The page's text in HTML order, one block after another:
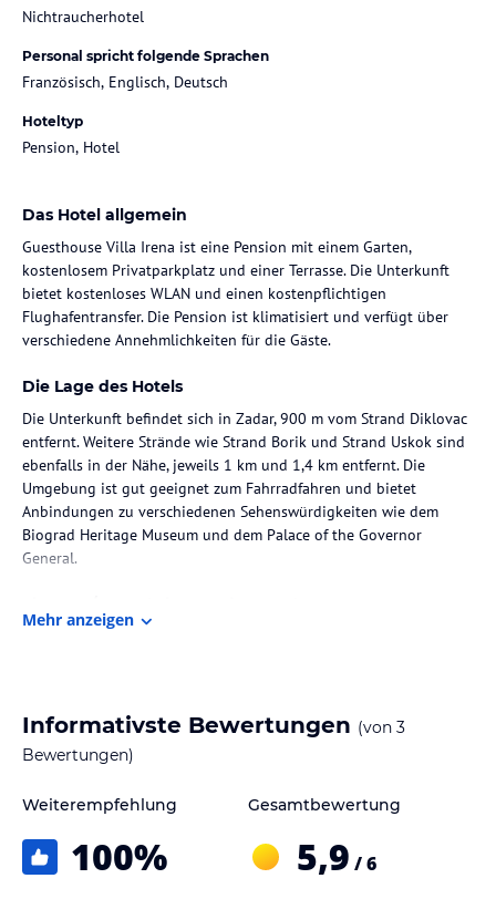
Nichtraucherhotel
Personal spricht folgende Sprachen
Französisch, Englisch, Deutsch
Hoteltyp
Pension, Hotel
Das Hotel allgemein
Guesthouse Villa Irena ist eine Pension mit einem Garten,
kostenlosem Privatparkplatz und einer Terrasse. Die Unterkunft
bietet kostenloses WLAN und einen kostenpflichtigen
Flughafentransfer. Die Pension ist klimatisiert und verfügt über
verschiedene Annehmlichkeiten für die Gäste.
Die Lage des Hotels
Die Unterkunft befindet sich in Zadar, 900 m vom Strand Diklovac
entfernt. Weitere Strände wie Strand Borik und Strand Uskok sind
ebenfalls in der Nähe, jeweils 1 km und 1,4 km entfernt. Die
Umgebung ist gut geeignet zum Fahrradfahren und bietet
Anbindungen zu verschiedenen Sehenswürdigkeiten wie dem
Biograd Heritage Museum und dem Palace of the Governor
General.
Küche mit Kühlschrank, Ofen und Herdplatte. Alle Zimmer sind mit
Bettwäsche und Handtüchern ergänzt.
Sport und Unterhaltung
wie Fahrradfahren. Ein Fahrradverleih ist vor Ort verfügbar.
Mehr anzeigen
Informativste Bewertungen (von 3
Bewertungen)
Weiterempfehlung
100%
Gesamtbewertung
5,9 / 6